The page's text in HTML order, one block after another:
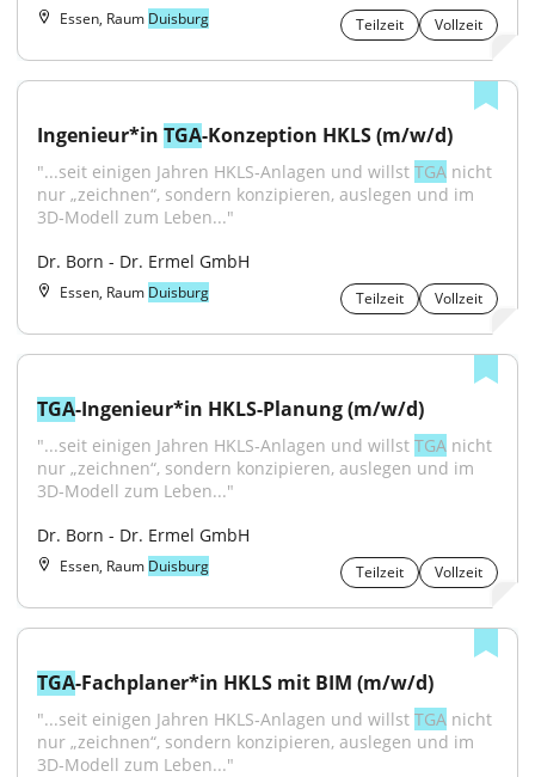
Essen, Raum Duisburg Teilzeit Vollzeit
Ingenieur*in TGA-Konzeption HKLS (m/w/d)
"...seit einigen Jahren HKLS‑Anlagen und willst TGA nicht
nur „zeichnen“, sondern konzipieren, auslegen und im
3D‑Modell zum Leben..."
Dr. Born - Dr. Ermel GmbH
Essen, Raum Duisburg Teilzeit Vollzeit
TGA-Ingenieur*in HKLS-Planung (m/w/d)
"...seit einigen Jahren HKLS‑Anlagen und willst TGA nicht
nur „zeichnen“, sondern konzipieren, auslegen und im
3D‑Modell zum Leben..."
Dr. Born - Dr. Ermel GmbH
Essen, Raum Duisburg Teilzeit Vollzeit
TGA-Fachplaner*in HKLS mit BIM (m/w/d)
"...seit einigen Jahren HKLS‑Anlagen und willst TGA nicht
nur „zeichnen“, sondern konzipieren, auslegen und im
3D‑Modell zum Leben..."